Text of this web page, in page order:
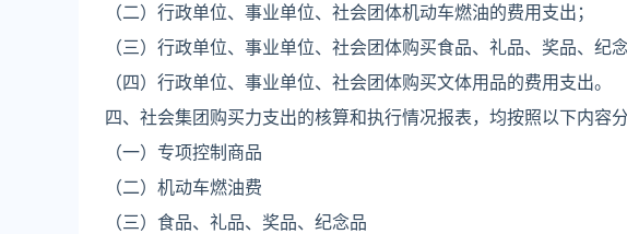
（二）行政单位、事业单位、社会团体机动车燃油的费用支出；
（三）行政单位、事业单位、社会团体购买食品、礼品、奖品、纪
（四）行政单位、事业单位、社会团体购买文体用品的费用支出。
四、社会集团购买力支出的核算和执行情况报表，均按照以下内容分
（一）专项控制商品
（二）机动车燃油费
（三）食品、礼品、奖品、纪念品